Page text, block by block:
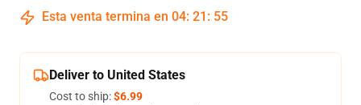
Esta venta termina en 04: 21 : 54
Deliver to United States
Cost to ship:$6.99